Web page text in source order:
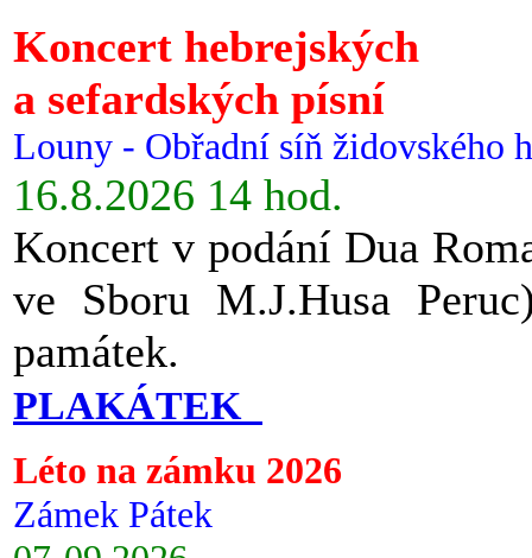
Koncert hebrejských
a sefardských písní
Louny - Obřadní síň židovského
16.8.2026 14 hod.
Koncert v podání Dua
ve Sboru M.J.Husa
památek.
PLAKÁTEK
Léto na zámku 2026
Zámek Pátek